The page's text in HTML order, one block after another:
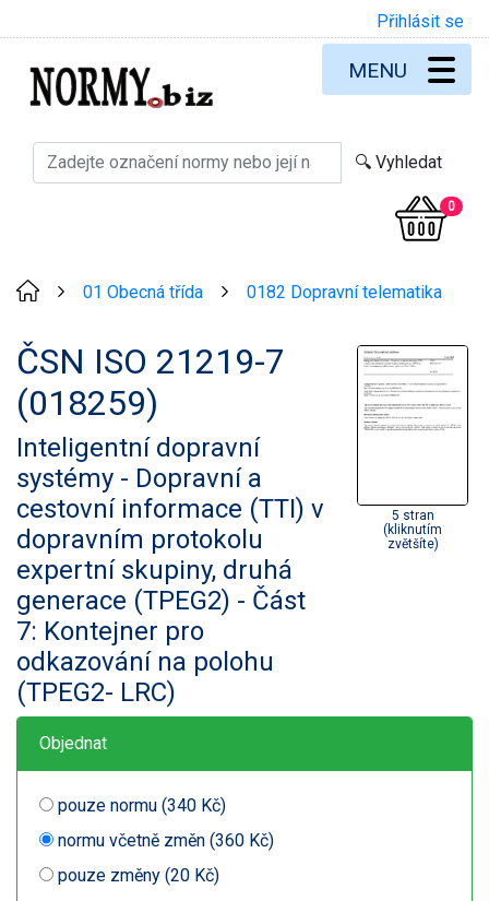
Přihlásit se
0
MENU
01 Obecná třída 0182 Dopravní telematika
ČSN ISO 21219-7
(018259)
Inteligentní dopravní
systémy - Dopravní a
cestovní informace (TTI) v
dopravním protokolu
expertní skupiny, druhá
generace (TPEG2) - Část
7: Kontejner pro
odkazování na polohu
(TPEG2- LRC)
5 stran
(kliknutím
zvětšíte)
Objednat
pouze normu (340 Kč)
normu včetně změn (360 Kč)
pouze změny (20 Kč)